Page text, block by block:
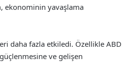
ekonominin yavaşlama
daha fazla etkiledi. Özellikle ABD
ve gelişen